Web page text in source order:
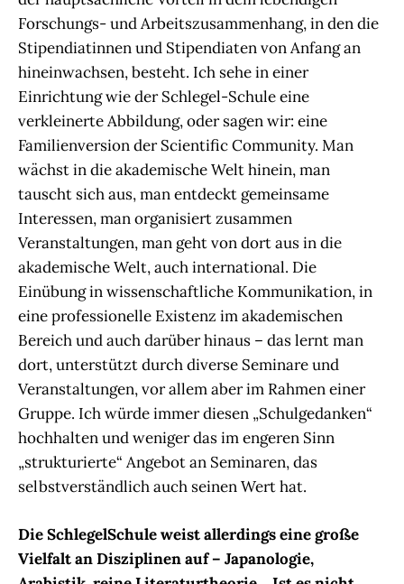
Forschungs- und Arbeitszusammenhang, in den die
Stipendiatinnen und Stipendiaten von Anfang an
hineinwachsen, besteht. Ich sehe in einer
Einrichtung wie der Schlegel-Schule eine
verkleinerte Abbildung, oder sagen wir: eine
Familienversion der Scientific Community. Man
wächst in die akademische Welt hinein, man
tauscht sich aus, man entdeckt gemeinsame
Interessen, man organisiert zusammen
Veranstaltungen, man geht von dort aus in die
akademische Welt, auch international. Die
Einübung in wissenschaftliche Kommunikation, in
eine professionelle Existenz im akademischen
Bereich und auch darüber hinaus – das lernt man
dort, unterstützt durch diverse Seminare und
Veranstaltungen, vor allem aber im Rahmen einer
Gruppe. Ich würde immer diesen „Schulgedanken“
hochhalten und weniger das im engeren Sinn
„strukturierte“ Angebot an Seminaren, das
selbstverständlich auch seinen Wert hat.
Die SchlegelSchule weist allerdings eine große
Vielfalt an Disziplinen auf – Japanologie,